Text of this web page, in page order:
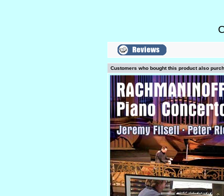
Customers who bought this product also